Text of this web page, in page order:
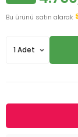
Bu ürünü satın alarak